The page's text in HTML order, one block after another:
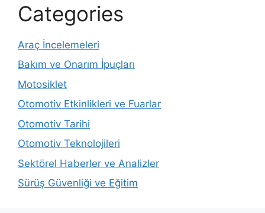
Categories
Araç İncelemeleri
Bakım ve Onarım İpuçları
Motosiklet
Otomotiv Etkinlikleri ve Fuarlar
Otomotiv Tarihi
Otomotiv Teknolojileri
Sektörel Haberler ve Analizler
Sürüş Güvenliği ve Eğitim